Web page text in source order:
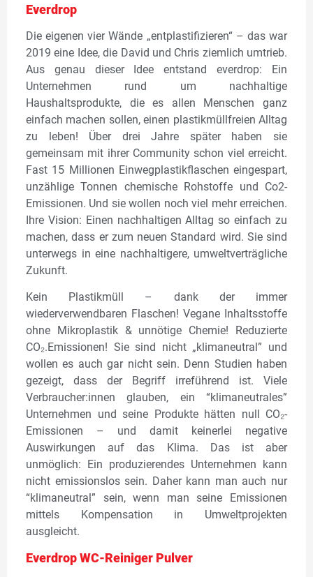
Everdrop
Die eigenen vier Wände „entplastifizieren“ – das war
2019 eine Idee, die David und Chris ziemlich umtrieb.
Aus genau dieser Idee entstand everdrop: Ein
Unternehmen rund um nachhaltige
Haushaltsprodukte, die es allen Menschen ganz
einfach machen sollen, einen plastikmüllfreien Alltag
zu leben! Über drei Jahre später haben sie
gemeinsam mit ihrer Community schon viel erreicht.
Fast 15 Millionen Einwegplastikflaschen eingespart,
unzählige Tonnen chemische Rohstoffe und Co2-
Emissionen. Und sie wollen noch viel mehr erreichen.
Ihre Vision: Einen nachhaltigen Alltag so einfach zu
machen, dass er zum neuen Standard wird. Sie sind
unterwegs in eine nachhaltigere, umweltverträgliche
Zukunft.
Kein Plastikmüll – dank der immer
wiederverwendbaren Flaschen! Vegane Inhaltsstoffe
ohne Mikroplastik & unnötige Chemie! Reduzierte
CO₂.Emissionen! Sie sind nicht „klimaneutral” und
wollen es auch gar nicht sein. Denn Studien haben
gezeigt, dass der Begriff irreführend ist. Viele
Verbraucher:innen glauben, ein “klimaneutrales”
Unternehmen und seine Produkte hätten null CO₂-
Emissionen – und damit keinerlei negative
Auswirkungen auf das Klima. Das ist aber
unmöglich: Ein produzierendes Unternehmen kann
nicht emissionslos sein. Daher kann man auch nur
“klimaneutral” sein, wenn man seine Emissionen
mittels Kompensation in Umweltprojekten
ausgleicht.
Everdrop WC-Reiniger Pulver